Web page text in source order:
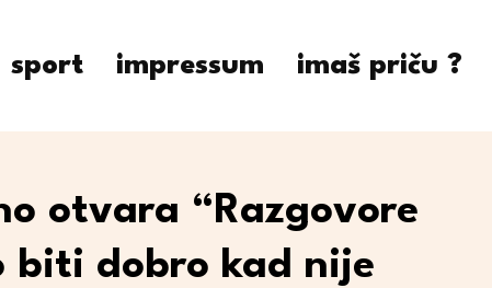
sport impressum imaš priču ?
otvara “Razgovore
biti dobro kad nije